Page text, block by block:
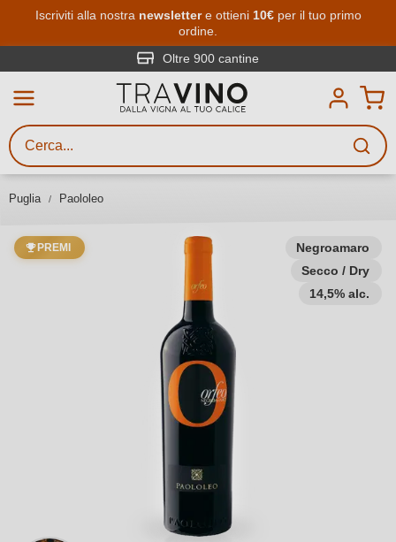
Passa al contenuto principale
Iscriviti alla nostra newslettere ottieni 10€per il tuo primo
ordine.
Oltre 900 cantine
Puglia Paololeo
Negroamaro
Secco / Dry
14,5% alc.
PREMI
Ricerca vini
Inserisci almeno 3 caratteri
gusto, occasione, nome del vino,